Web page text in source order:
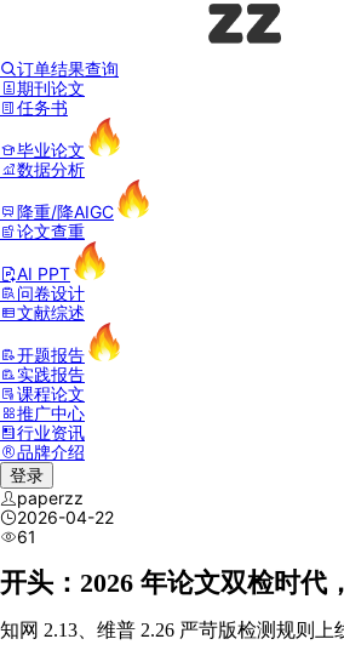
订单结果查询
期刊论文
任务书
毕业论文
数据分析
降重/降AIGC
论文查重
AI PPT
问卷设计
文献综述
开题报告
实践报告
课程论文
推广中心
行业资讯
品牌介绍
登录
paperzz
2026-04-22
61
开头：2026 年论文双检时代
知网 2.13、维普 2.26 严苛版检测规则